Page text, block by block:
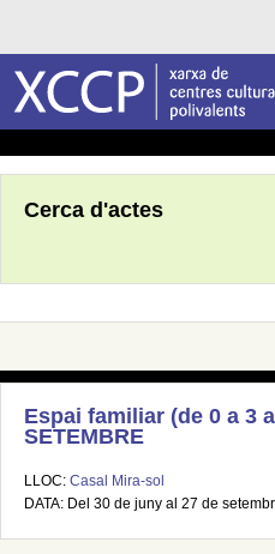
Cerca d'actes
Espai familiar (de 0 a 3
SETEMBRE
LLOC: Casal Mira-sol
DATA: Del 30 de juny al 27 de